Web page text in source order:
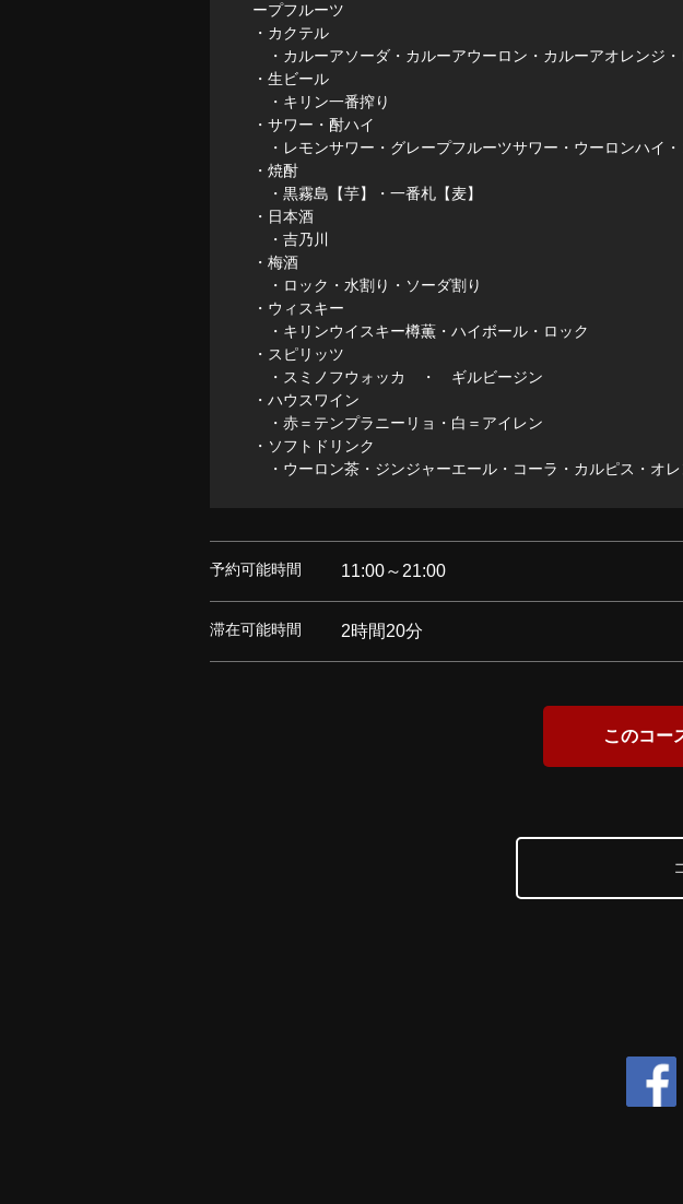
ープフルーツ
・カクテル
・カルーアソーダ・カルーアウーロン・カルーアオレンジ
・生ビール
・キリン一番搾り
・サワー・酎ハイ
・レモンサワー・グレープフルーツサワー・ウーロンハイ・
・焼酎
・黒霧島【芋】・一番札【麦】
・日本酒
・吉乃川
・梅酒
・ロック・水割り・ソーダ割り
・ウィスキー
・キリンウイスキー樽薫・ハイボール・ロック
・スピリッツ
・スミノフウォッカ ・ ギルビージン
・ハウスワイン
・赤＝テンプラニーリョ・白＝アイレン
・ソフトドリンク
・ウーロン茶・ジンジャーエール・コーラ・カルピス・オ
予約可能時間 11:00～21:00
滞在可能時間 2時間20分
このコー